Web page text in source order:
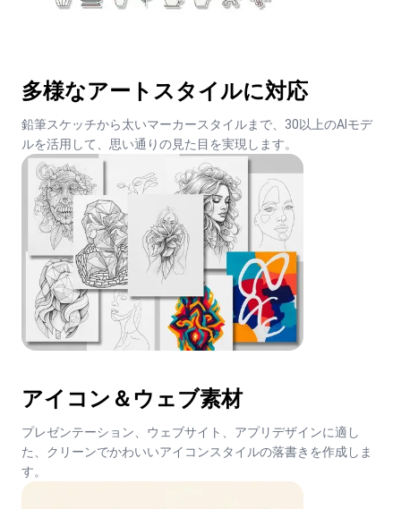
多様なアートスタイルに対応
鉛筆スケッチから太いマーカースタイルまで、30以上のAIモデ
ルを活用して、思い通りの見た目を実現します。
アイコン＆ウェブ素材
プレゼンテーション、ウェブサイト、アプリデザインに適し
た、クリーンでかわいいアイコンスタイルの落書きを作成しま
す。